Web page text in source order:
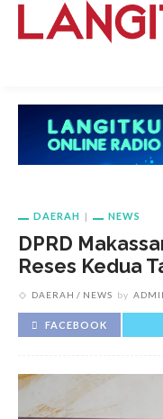
DAERAH NEWS
DPRD
Reses Kedua
DAERAH NEWS by
FACEBOOK